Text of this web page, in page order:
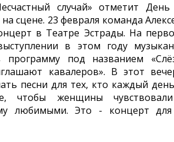
случай» отметит
сцене. 23 февраля команда
в Театре Эстрады. На
в этом году
программу под названием
кавалеров». В этот
песни для тех, кто каждый
чтобы женщины
любимыми. Это - концерт для